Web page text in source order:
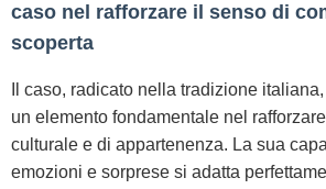
caso nel rafforzare il senso di
scoperta
Il caso, radicato nella tradizione
un elemento fondamentale nel
culturale e di appartenenza. La sua
emozioni e sorprese si adatta